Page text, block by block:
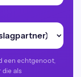
een echtgenoot,
als